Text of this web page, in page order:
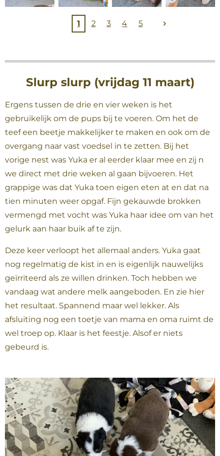
1 2 3 4 5
Slurp slurp (vrijdag 11 maart)
Ergens tussen de drie en vier weken is het
gebruikelijk om de pups bij te voeren. Om het de
teef een beetje makkelijker te maken en ook om de
overgang naar vast voedsel in te zetten. Bij het
vorige nest was Yuka er al eerder klaar mee en zij n
we direct met drie weken al gaan bijvoeren. Het
grappige was dat Yuka toen eigen eten at en dat na
tien minuten weer opgaf. Fijn gekauwde brokken
vermengd met vocht was Yuka haar idee om van het
gelurk aan haar buik af te zijn.
Deze keer verloopt het allemaal anders. Yuka gaat
nog regelmatig de kist in en is eigenlijk nauwelijks
geïrriteerd als ze willen drinken. Toch hebben we
vandaag wat andere melk aangeboden. En zie hier
het resultaat. Spannend maar wel lekker. Als
afsluiting nog een toetje van mama en oma ruimt de
wel troep op. Klaar is het feestje. Alsof er niets
gebeurd is.